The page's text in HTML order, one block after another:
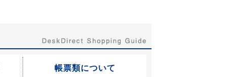
帳票類について